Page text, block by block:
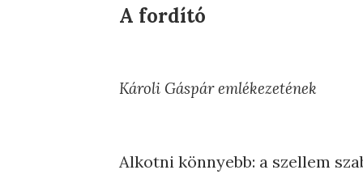
A fordító
Károli Gáspár emlékezetének
Alkotni könnyebb: a szellem